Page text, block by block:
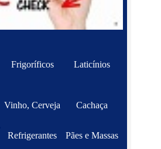
Frigoríficos
Laticínios
Vinho, Cerveja
Cachaça
Refrigerantes
Pães e Massas